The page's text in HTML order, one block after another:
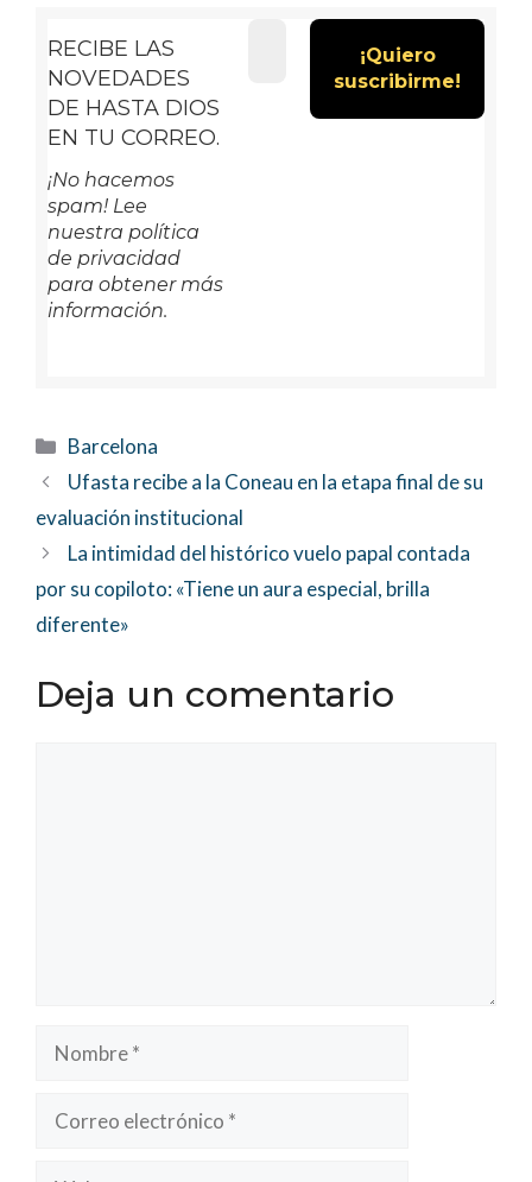
RECIBE LAS
NOVEDADES
DE HASTA DIOS
EN TU CORREO.
¡No hacemos
spam! Lee
nuestra política
de privacidad
para obtener más
información.
Categorías
Barcelona
Ufasta recibe a la Coneau en la etapa final de su
evaluación institucional
La intimidad del histórico vuelo papal contada
por su copiloto: «Tiene un aura especial, brilla
diferente»
Deja un comentario
electrónico